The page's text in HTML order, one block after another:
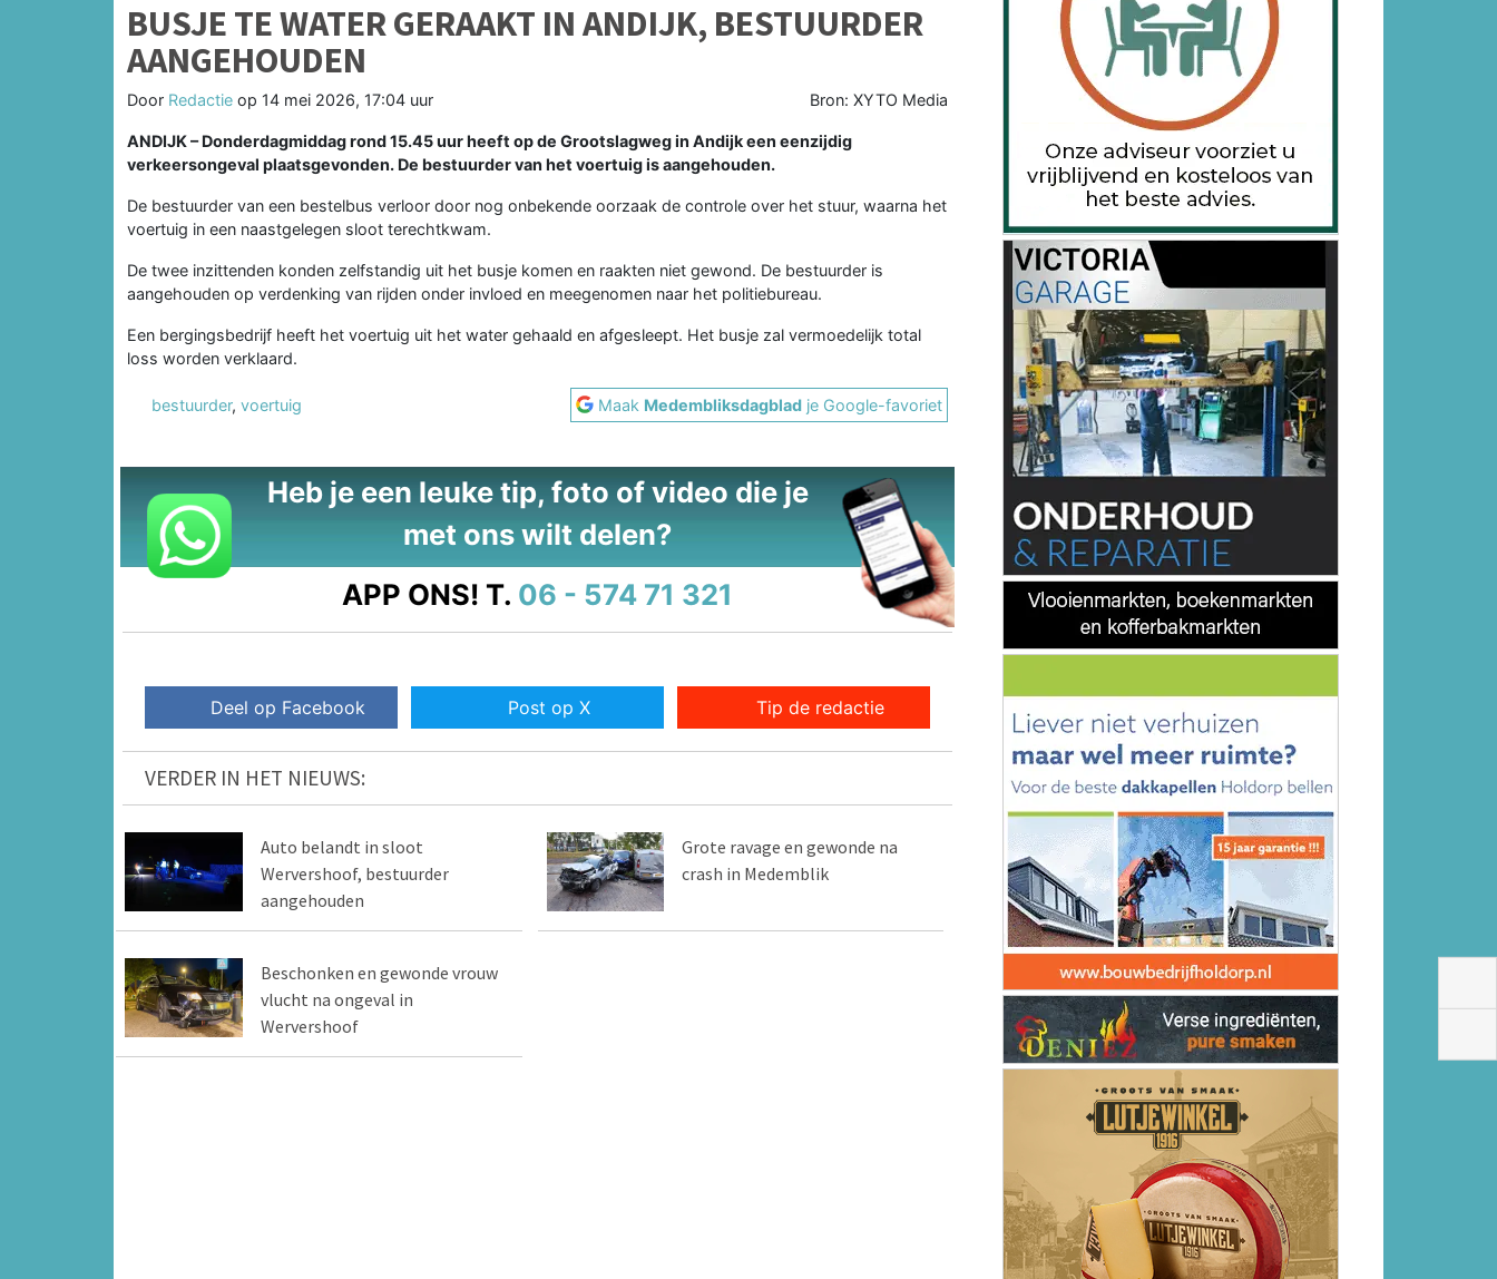
BUSJE TE WATER GERAAKT IN ANDIJK, BESTUURDER
AANGEHOUDEN
Door Redactie op 14 mei 2026, 17:04 uur Bron: XYTO Media
ANDIJK – Donderdagmiddag rond 15.45 uur heeft op de Grootslagweg in Andijk een eenzijdig
verkeersongeval plaatsgevonden. De bestuurder van het voertuig is aangehouden.
De bestuurder van een bestelbus verloor door nog onbekende oorzaak de controle over het stuur, waarna het
voertuig in een naastgelegen sloot terechtkwam.
De twee inzittenden konden zelfstandig uit het busje komen en raakten niet gewond. De bestuurder is
aangehouden op verdenking van rijden onder invloed en meegenomen naar het politiebureau.
Een bergingsbedrijf heeft het voertuig uit het water gehaald en afgesleept. Het busje zal vermoedelijk total
loss worden verklaard.
bestuurder, voertuig Maak Medembliksdagblad je Google-favoriet
Heb je een leuke tip, foto of video die je
met ons wilt delen?
APP ONS! T. 06 - 574 71 321
Deel op Facebook Post op X Tip de redactie
VERDER IN HET NIEUWS:
Auto belandt in sloot
Wervershoof, bestuurder
aangehouden
Grote ravage en gewonde na
crash in Medemblik
Beschonken en gewonde vrouw
vlucht na ongeval in
Wervershoof